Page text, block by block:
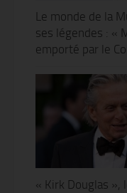
Le monde de la
ses légendes : «
emporté par le
« Kirk Douglas »,